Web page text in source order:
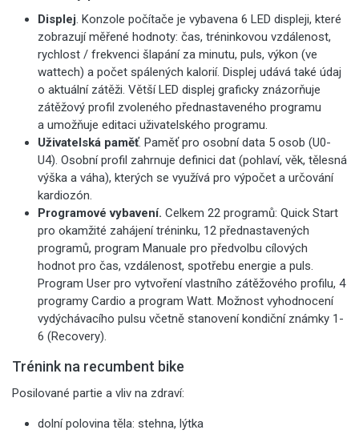
Displej. Konzole počítače je vybavena 6 LED displeji, které
zobrazují měřené hodnoty: čas, tréninkovou vzdálenost,
rychlost / frekvenci šlapání za minutu, puls, výkon (ve
wattech) a počet spálených kalorií. Displej udává také údaj
o aktuální zátěži. Větší LED displej graficky znázorňuje
zátěžový profil zvoleného přednastaveného programu
a umožňuje editaci uživatelského programu.
Uživatelská paměť. Paměť pro osobní data 5 osob (U0-
U4). Osobní profil zahrnuje definici dat (pohlaví, věk, tělesná
výška a váha), kterých se využívá pro výpočet a určování
kardiozón.
Programové vybavení. Celkem 22 programů: Quick Start
pro okamžité zahájení tréninku, 12 přednastavených
programů, program Manuale pro předvolbu cílových
hodnot pro čas, vzdálenost, spotřebu energie a puls.
Program User pro vytvoření vlastního zátěžového profilu, 4
programy Cardio a program Watt. Možnost vyhodnocení
vydýchávacího pulsu včetně stanovení kondiční známky 1-
6 (Recovery).
Trénink na recumbent bike
Posilované partie a vliv na zdraví:
dolní polovina těla: stehna, lýtka